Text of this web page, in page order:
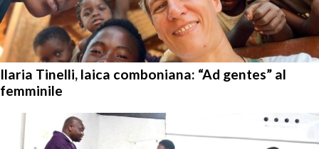
Ilaria Tinelli, laica comboniana: “Ad gentes” al
femminile